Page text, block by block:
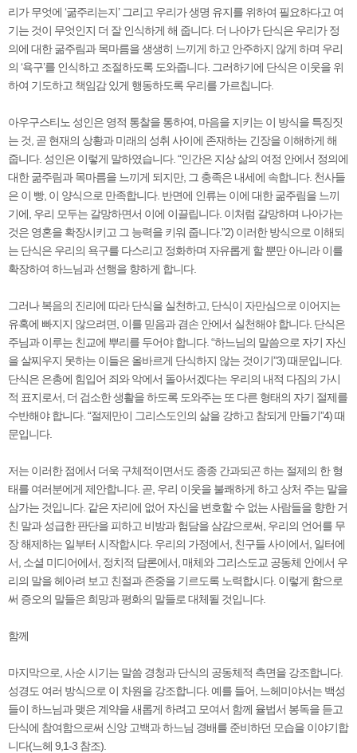
리가 무엇에 ‘굶주리는지’ 그리고 우리가 생명 유지를 위하여 필요하다고 여
기는 것이 무엇인지 더 잘 인식하게 해 줍니다. 더 나아가 단식은 우리가 정
의에 대한 굶주림과 목마름을 생생히 느끼게 하고 안주하지 않게 하며 우리
의 ‘욕구’를 인식하고 조절하도록 도와줍니다. 그러하기에 단식은 이웃을 위
하여 기도하고 책임감 있게 행동하도록 우리를 가르칩니다.
아우구스티노 성인은 영적 통찰을 통하여, 마음을 지키는 이 방식을 특징짓
는 것, 곧 현재의 상황과 미래의 성취 사이에 존재하는 긴장을 이해하게 해
줍니다. 성인은 이렇게 말하였습니다. “인간은 지상 삶의 여정 안에서 정의에
대한 굶주림과 목마름을 느끼게 되지만, 그 충족은 내세에 속합니다. 천사들
은 이 빵, 이 양식으로 만족합니다. 반면에 인류는 이에 대한 굶주림을 느끼
기에, 우리 모두는 갈망하면서 이에 이끌립니다. 이처럼 갈망하며 나아가는
것은 영혼을 확장시키고 그 능력을 키워 줍니다.”2) 이러한 방식으로 이해되
는 단식은 우리의 욕구를 다스리고 정화하며 자유롭게 할 뿐만 아니라 이를
확장하여 하느님과 선행을 향하게 합니다.
그러나 복음의 진리에 따라 단식을 실천하고, 단식이 자만심으로 이어지는
유혹에 빠지지 않으려면, 이를 믿음과 겸손 안에서 실천해야 합니다. 단식은
주님과 이루는 친교에 뿌리를 두어야 합니다. “하느님의 말씀으로 자기 자신
을 살찌우지 못하는 이들은 올바르게 단식하지 않는 것이기”3) 때문입니다.
단식은 은총에 힘입어 죄와 악에서 돌아서겠다는 우리의 내적 다짐의 가시
적 표지로서, 더 검소한 생활을 하도록 도와주는 또 다른 형태의 자기 절제를
수반해야 합니다. “절제만이 그리스도인의 삶을 강하고 참되게 만들기”4) 때
문입니다.
저는 이러한 점에서 더욱 구체적이면서도 종종 간과되곤 하는 절제의 한 형
태를 여러분에게 제안합니다. 곧, 우리 이웃을 불쾌하게 하고 상처 주는 말을
삼가는 것입니다. 같은 자리에 없어 자신을 변호할 수 없는 사람들을 향한 거
친 말과 성급한 판단을 피하고 비방과 험담을 삼감으로써, 우리의 언어를 무
장 해제하는 일부터 시작합시다. 우리의 가정에서, 친구들 사이에서, 일터에
서, 소셜 미디어에서, 정치적 담론에서, 매체와 그리스도교 공동체 안에서 우
리의 말을 헤아려 보고 친절과 존중을 기르도록 노력합시다. 이렇게 함으로
써 증오의 말들은 희망과 평화의 말들로 대체될 것입니다.
함께
마지막으로, 사순 시기는 말씀 경청과 단식의 공동체적 측면을 강조합니다.
성경도 여러 방식으로 이 차원을 강조합니다. 예를 들어, 느헤미야서는 백성
들이 하느님과 맺은 계약을 새롭게 하려고 모여서 함께 율법서 봉독을 듣고
단식에 참여함으로써 신앙 고백과 하느님 경배를 준비하던 모습을 이야기합
니다(느헤 9,1-3 참조).